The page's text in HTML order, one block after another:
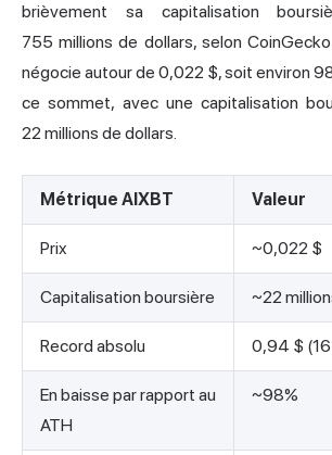
brièvement sa capitalisation
755 millions de dollars, selon CoinGecko
négocie autour de 0,022 $, soit environ
ce sommet, avec une capitalisation
22 millions de dollars.
Métrique AIXBT Valeur
Prix ~0,022 $
Capitalisation boursière ~22
Record absolu 0,94 $
En baisse par rapport au
ATH
~98%